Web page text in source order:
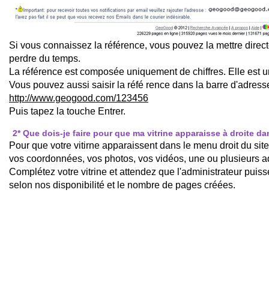
Si vous connaissez la référence, vous pouvez la mettre
perdre du temps.
La référence est composée uniquement de chiffres. Elle est
Vous pouvez aussi saisir la réfé rence dans la barre
http://www.geogood.com/123456
Puis tapez la touche Entrer.
2* Que dois-je faire pour que ma vitrine apparaisse à droite
Pour que votre vitirne apparaissent dans le menu droit du
vos coordonnées, vos photos, vos vidéos, une ou plusieurs
Complétez votre vitrine et attendez que l'administrateur
selon nos disponibilité et le nombre de pages créées.